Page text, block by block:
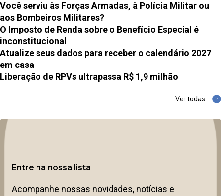
Você serviu às Forças Armadas, à Polícia Militar ou
aos Bombeiros Militares?
O Imposto de Renda sobre o Benefício Especial é
inconstitucional
Atualize seus dados para receber o calendário 2027
em casa
Liberação de RPVs ultrapassa R$ 1,9 milhão
Ver todas
Entre na nossa lista
Acompanhe nossas novidades, notícias e